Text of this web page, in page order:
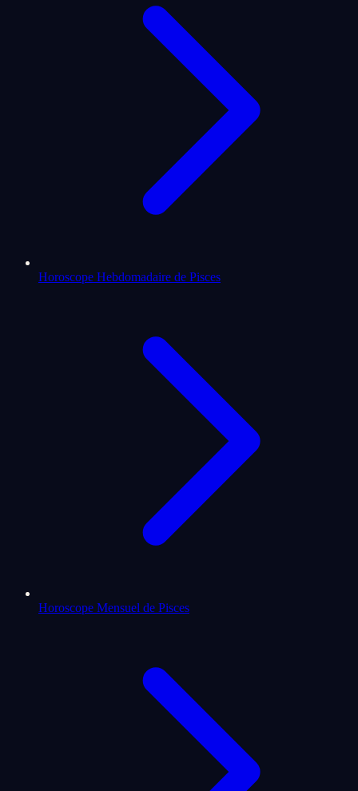
Horoscope Hebdomadaire de Pisces
Horoscope Mensuel de Pisces